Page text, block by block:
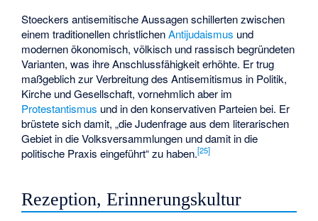
Stoeckers antisemitische Aussagen schillerten zwischen
einem traditionellen christlichenAntijudaismus und
modernen ökonomisch, völkisch und rassisch begründeten
Varianten, was ihre Anschlussfähigkeit erhöhte. Er trug
maßgeblich zur Verbreitung des Antisemitismus in Politik,
Kirche und Gesellschaft, vornehmlich aber im
Protestantismus und in den konservativen Parteien bei. Er
brüstete sich damit, „die Judenfrage aus dem literarischen
Gebiet in die Volksversammlungen und damit in die
politische Praxis eingeführt“ zu haben.[25]
Rezeption, Erinnerungskultur